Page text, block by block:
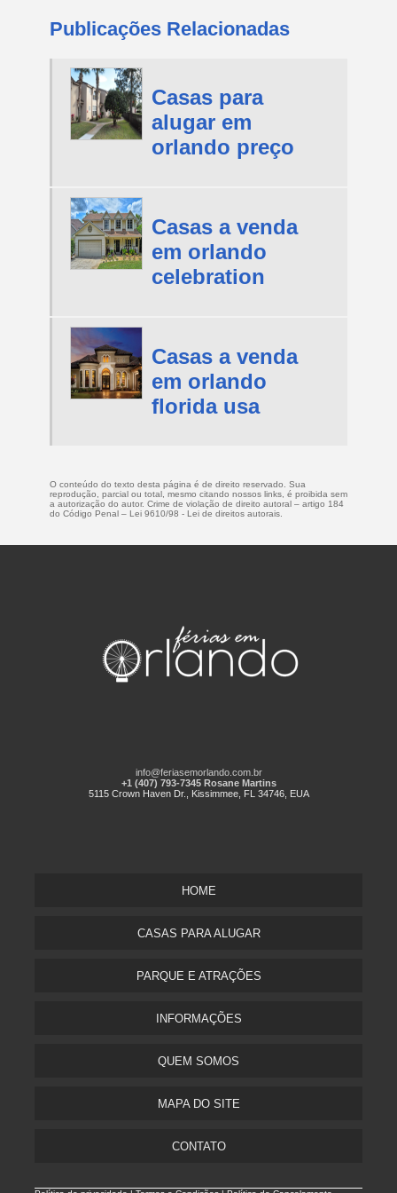
Publicações Relacionadas
Casas para
alugar em
orlando preço
Casas a venda
em orlando
celebration
Casas a venda
em orlando
florida usa
O conteúdo do texto desta página é de direito reservado. Sua
reprodução, parcial ou total, mesmo citando nossos links, é proibida sem
a autorização do autor. Crime de violação de direito autoral – artigo 184
do Código Penal – Lei 9610/98 - Lei de direitos autorais
info@feriasemorlando.com.br
+1 (407) 793-7345 Rosane Martins
5115 Crown Haven Dr., Kissimmee, FL 34746, EUA
HOME
CASAS PARA ALUGAR
PARQUE E ATRAÇÕES
INFORMAÇÕES
QUEM SOMOS
MAPA DO SITE
CONTATO